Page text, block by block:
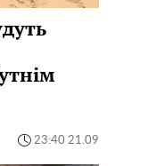
23:40 21.09